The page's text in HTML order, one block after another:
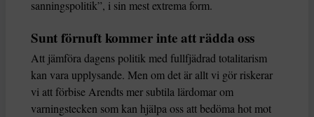
sanningspolitik”, i sin mest extrema form.
Sunt förnuft kommer inte att rädda oss
Att jämföra dagens politik med fullfjädrad totalitarism
kan vara upplysande. Men om det är allt vi gör riskerar
vi att förbise Arendts mer subtila lärdomar om
varningstecken som kan hjälpa oss att bedöma hot mot